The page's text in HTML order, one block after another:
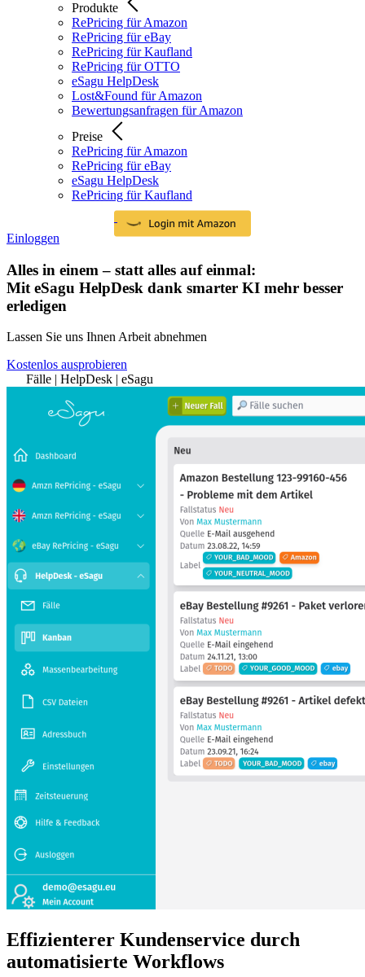
Produkte
RePricing für Amazon
RePricing für eBay
RePricing für Kaufland
RePricing für OTTO
eSagu HelpDesk
Lost&Found für Amazon
Bewertungsanfragen für Amazon
Preise
RePricing für Amazon
RePricing für eBay
eSagu HelpDesk
RePricing für Kaufland
Einloggen
Alles in einem – statt alles auf einmal:
Mit eSagu HelpDesk dank smarter KI mehr besser
erledigen
Lassen Sie uns Ihnen Arbeit abnehmen
Kostenlos ausprobieren
Fälle | HelpDesk | eSagu
Effizienterer Kundenservice durch
automatisierte Workflows